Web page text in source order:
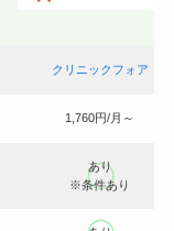
クリニックフォア
1,760円/月～
あり
※条件あり